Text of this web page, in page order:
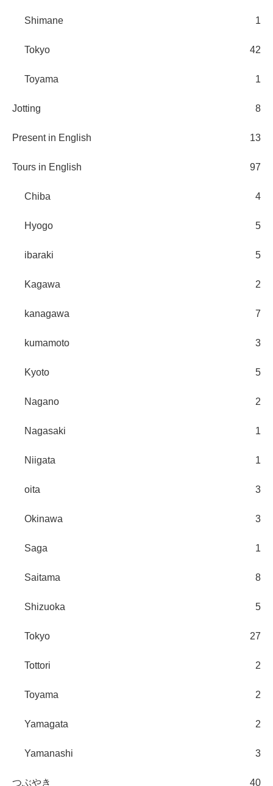
Shimane 1
Tokyo 42
Toyama 1
Jotting 8
Present in English 13
Tours in English 97
Chiba 4
Hyogo 5
ibaraki 5
Kagawa 2
kanagawa 7
kumamoto 3
Kyoto 5
Nagano 2
Nagasaki 1
Niigata 1
oita 3
Okinawa 3
Saga 1
Saitama 8
Shizuoka 5
Tokyo 27
Tottori 2
Toyama 2
Yamagata 2
Yamanashi 3
つぶやき 40